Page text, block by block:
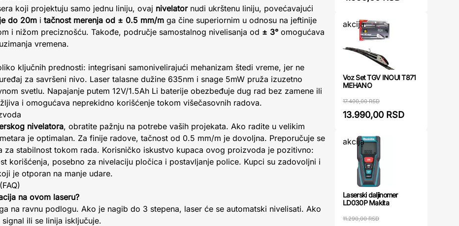
koji projektuju samo jednu liniju, ovaj nivelatornudi ukrštenu liniju, povećavajući
do 20m i tačnost merenja od ± 0.5 mm/m ga čine superiornim u odnosu na jeftinije
i nižom preciznošću. Takođe, područje samostalnog nivelisanja od ± 3° omogućava
vremena.
ključnih prednosti: integrisani samonivelirajući mehanizam štedi vreme, jer ne
za savršeni nivo. Laser talasne dužine 635nm i snage 5mW pruža izuzetno
svetlu. Napajanje putem 12V/1.5Ah Li baterije obezbeđuje dug rad bez zamene ili
i omogućava neprekidno korišćenje tokom višečasovnih radova.
nivelatora, obratite pažnju na potrebe vaših projekata. Ako radite u velikim
je optimalan. Za finije radove, tačnost od 0.5 mm/m je dovoljna. Preporučuje se
za stabilnost tokom rada. Korisničko iskustvo kupaca ovog proizvoda je pozitivno:
korišćenja, posebno za nivelaciju pločica i postavljanje police. Kupci su zadovoljni i
je otporan na manje udare.
na ovom laseru?
na ravnu podlogu. Ako je nagib do 3 stepena, laser će se automatski nivelisati. Ako
ili se linija isključuje.
akcija
Voz Set TGV INOUI T871
MEHANO
17.400,00 RSD
13.990,00 RSD
akcija
Laserski daljinomer
LD030P Makita
11.290,00 RSD